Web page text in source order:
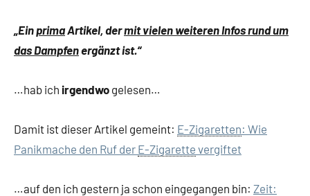
„EinprimaArtikel, dermit vielen weiteren Infos rund um
das Dampfenergänzt ist.“
…hab ich irgendwo gelesen…
Damit ist dieser Artikel gemeint: E-Zigaretten: Wie
Panikmache den Ruf der E-Zigarette vergiftet
…auf den ich gestern ja schon eingegangen bin: Zeit: